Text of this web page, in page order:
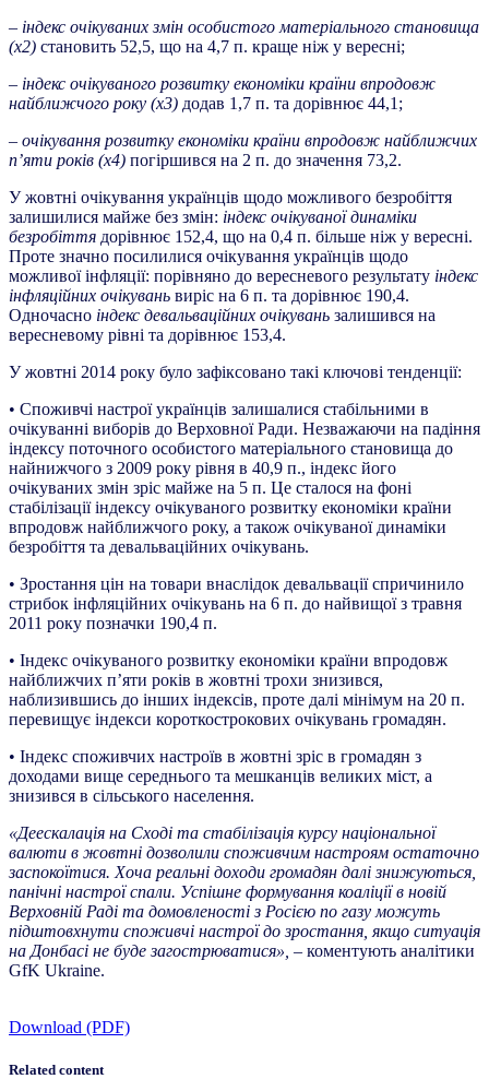
– індекс очікуваних змін особистого матеріального становища
(х2) становить 52,5, що на 4,7 п. краще ніж у вересні;
– індекс очікуваного розвитку економіки країни впродовж
найближчого року (х3) додав 1,7 п. та дорівнює 44,1;
– очікування розвитку економіки країни впродовж найближчих
п’яти років (х4) погіршився на 2 п. до значення 73,2.
У жовтні очікування українців щодо можливого безробіття
залишилися майже без змін: індекс очікуваної динаміки
безробіття дорівнює 152,4, що на 0,4 п. більше ніж у вересні.
Проте значно посилилися очікування українців щодо
можливої інфляції: порівняно до вересневого результату індекс
інфляційних очікувань виріс на 6 п. та дорівнює 190,4.
Одночасно індекс девальваційних очікувань залишився на
вересневому рівні та дорівнює 153,4.
У жовтні 2014 року було зафіксовано такі ключові тенденції:
• Споживчі настрої українців залишалися стабільними в
очікуванні виборів до Верховної Ради. Незважаючи на падіння
індексу поточного особистого матеріального становища до
найнижчого з 2009 року рівня в 40,9 п., індекс його
очікуваних змін зріс майже на 5 п. Це сталося на фоні
стабілізації індексу очікуваного розвитку економіки країни
впродовж найближчого року, а також очікуваної динаміки
безробіття та девальваційних очікувань.
• Зростання цін на товари внаслідок девальвації спричинило
стрибок інфляційних очікувань на 6 п. до найвищої з травня
2011 року позначки 190,4 п.
• Індекс очікуваного розвитку економіки країни впродовж
найближчих п’яти років в жовтні трохи знизився,
наблизившись до інших індексів, проте далі мінімум на 20 п.
перевищує індекси короткострокових очікувань громадян.
• Індекс споживчих настроїв в жовтні зріс в громадян з
доходами вище середнього та мешканців великих міст, а
знизився в сільського населення.
«Деескалація на Сході та стабілізація курсу національної
валюти в жовтні дозволили споживчим настроям остаточно
заспокоїтися. Хоча реальні доходи громадян далі знижуються,
панічні настрої спали. Успішне формування коаліції в новій
Верховній Раді та домовленості з Росією по газу можуть
підштовхнути споживчі настрої до зростання, якщо ситуація
на Донбасі не буде загострюватися», – коментують аналітики
GfK Ukraine.
Download (PDF)
Related content